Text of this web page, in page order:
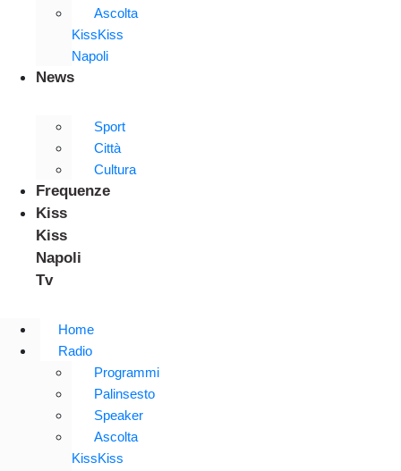
Ascolta
KissKiss
Napoli
News
Sport
Città
Cultura
Frequenze
Kiss
Kiss
Napoli
Tv
Home
Radio
Programmi
Palinsesto
Speaker
Ascolta
KissKiss